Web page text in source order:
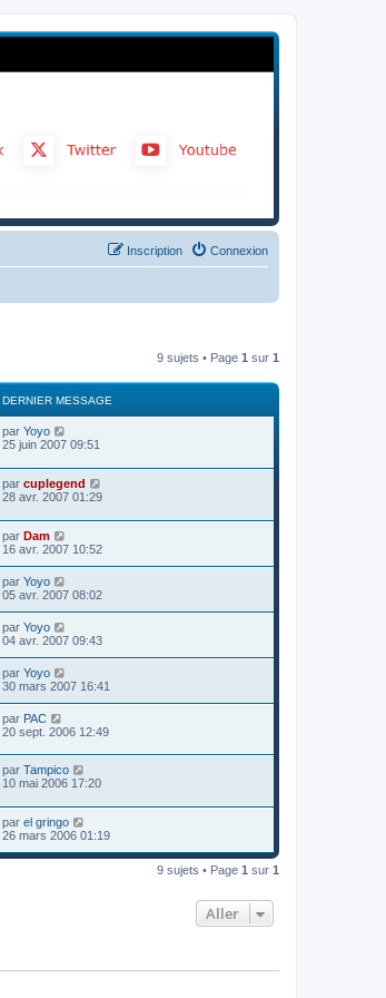
Connexion
Inscription
9 sujets • Page 1 sur 1
DERNIER MESSAGE
par Yoyo
25 juin 2007 09:51
par cuplegend
28 avr. 2007 01:29
par Dam
16 avr. 2007 10:52
par Yoyo
05 avr. 2007 08:02
par Yoyo
04 avr. 2007 09:43
par Yoyo
30 mars 2007 16:41
par PAC
20 sept. 2006 12:49
par Tampico
10 mai 2006 17:20
par el gringo
26 mars 2006 01:19
9 sujets • Page 1 sur 1
Aller